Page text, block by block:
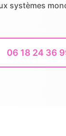
systèmes
06 18 24 36